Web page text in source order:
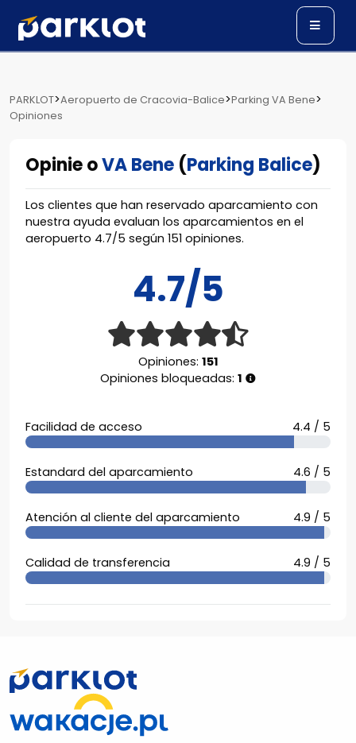
PARKLOT>Aeropuerto de Cracovia-Balice>Parking VA Bene>
Opiniones
Opinie oVA Bene (Parking Balice)
Los clientes que han reservado aparcamiento con
nuestra ayuda evaluan los aparcamientos en el
aeropuerto 4.7/5 según 151 opiniones.
4.7/5
Opiniones: 151
Opiniones bloqueadas: 1
Facilidad de acceso 4.4 / 5
Estandard del aparcamiento 4.6 / 5
Atención al cliente del aparcamiento 4.9 / 5
Calidad de transferencia 4.9 / 5